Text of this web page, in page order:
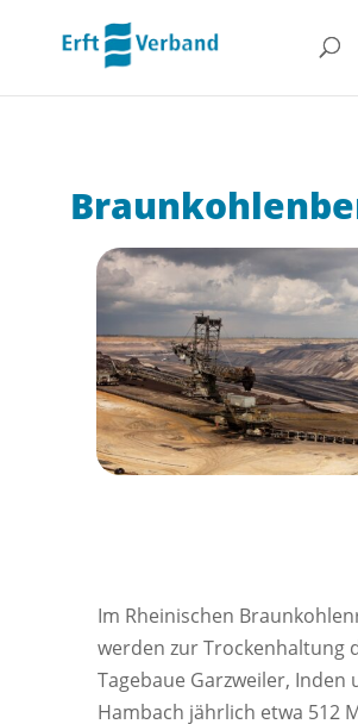
Im Rheinischen
werden zur Trockenhaltung
Tagebaue Garzweiler, Inden
Hambach jährlich etwa 512